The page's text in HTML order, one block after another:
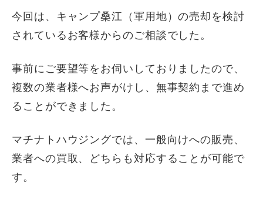
今回は、キャンプ桑江（軍用地）の売却を検討
されているお客様からのご相談でした。
事前にご要望等をお伺いしておりましたので、
複数の業者様へお声がけし、無事契約まで進め
ることができました。
マチナトハウジングでは、一般向けへの販売、
業者への買取、どちらも対応することが可能で
す。